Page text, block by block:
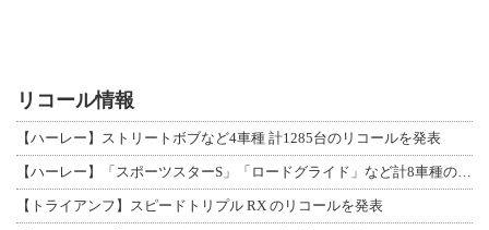
リコール情報
【ハーレー】ストリートボブなど4車種 計1285台のリコールを発表
【ハーレー】「スポーツスターS」「ロードグライド」など計8車種のリコールを発表
【トライアンフ】スピードトリプル RX のリコールを発表